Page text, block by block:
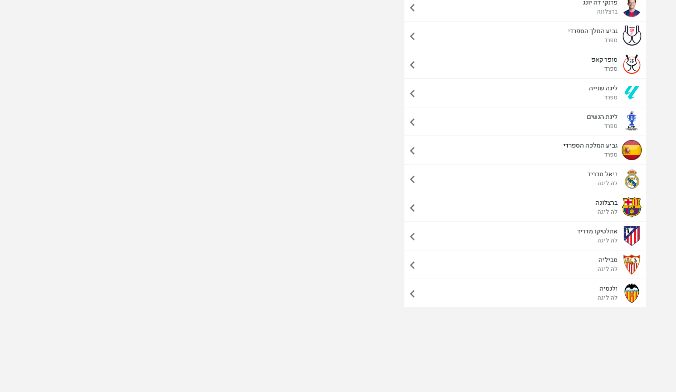
פרנקי דה יונג
ברצלונה
גביע המלך הספרדי
ספרד
סופר קאפ
ספרד
ליגה שנייה
ספרד
ליגת הנשים
ספרד
גביע המלכה הספרדי
ספרד
ריאל מדריד
לה ליגה
ברצלונה
לה ליגה
אתלטיקו מדריד
לה ליגה
סביליה
לה ליגה
ולנסיה
לה ליגה